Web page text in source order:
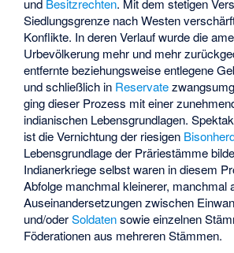
und Besitzrechten. Mit dem stetigen
Siedlungsgrenze nach Westen
Konflikte. In deren Verlauf wurde die
Urbevölkerung mehr und mehr
entfernte beziehungsweise entlegene
und schließlich in Reservate
ging dieser Prozess mit einer
indianischen Lebensgrundlagen.
ist die Vernichtung der riesigen
Lebensgrundlage der Präriestämme
Indianerkriege selbst waren in diesem
Abfolge manchmal kleinerer, manchmal
Auseinandersetzungen zwischen
und/oderSoldatensowie einzelnen
Föderationen aus mehreren Stämmen.